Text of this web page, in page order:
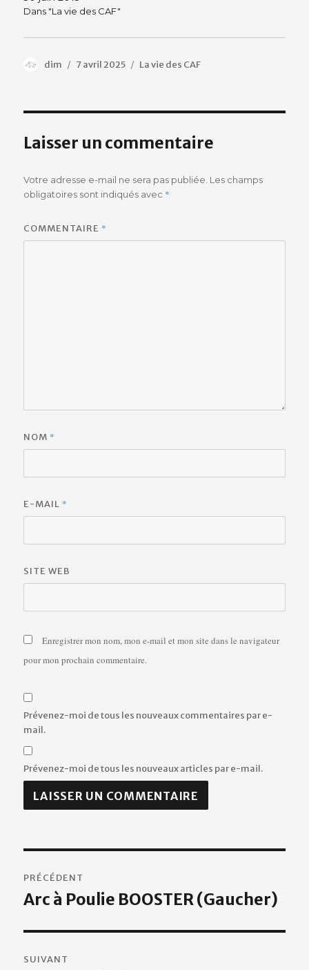
Dans "La vie des CAF"
Auteur
dim
Publié
7 avril 2025 Catégories
La vie des CAF
Laisser un commentaire
Votre adresse e-mail ne sera pas publiée. Les champs
obligatoires sont indiqués avec *
COMMENTAIRE *
NOM *
E-MAIL *
SITE WEB
Enregistrer mon nom, mon e-mail et mon site dans le navigateur
pour mon prochain commentaire.
Prévenez-moi de tous les nouveaux commentaires par e-
mail.
Prévenez-moi de tous les nouveaux articles par e-mail.
de
PRÉCÉDENT
Publication
Arc à Poulie BOOSTER (Gaucher)
SUIVANT